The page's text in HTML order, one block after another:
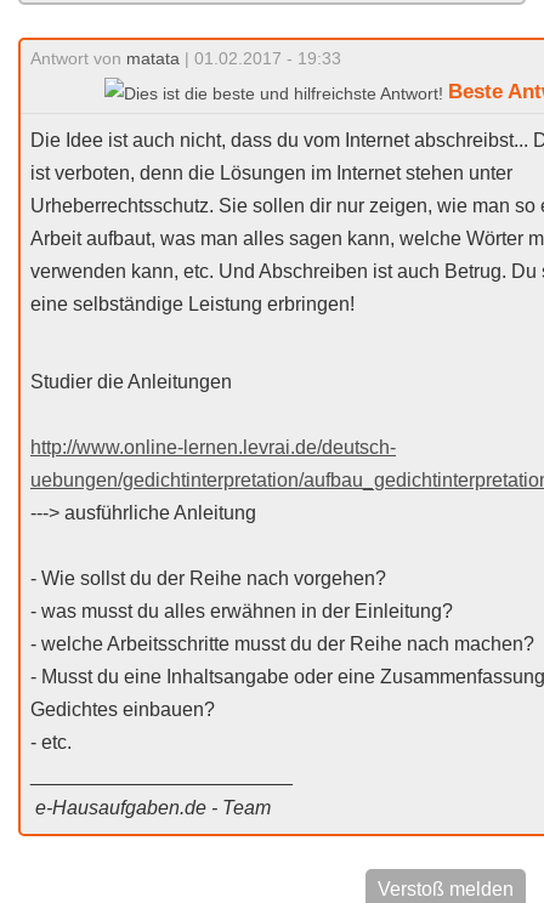
Antwort von matata | 01.02.2017 - 19:33
Beste
Die Idee ist auch nicht, dass du vom Internet abschreibst...
ist verboten, denn die Lösungen im Internet stehen unter
Urheberrechtsschutz. Sie sollen dir nur zeigen, wie man so
Arbeit aufbaut, was man alles sagen kann, welche Wörter
verwenden kann, etc. Und Abschreiben ist auch Betrug. Du
eine selbständige Leistung erbringen!
Studier die Anleitungen
http://www.online-lernen.levrai.de/deutsch-
uebungen/gedichtinterpretation/
---> ausführliche Anleitung
- Wie sollst du der Reihe nach vorgehen?
- was musst du alles erwähnen in der Einleitung?
- welche Arbeitsschritte musst du der Reihe nach machen?
- Musst du eine Inhaltsangabe oder eine
Gedichtes einbauen?
- etc.
e-Hausaufgaben.de - Team
Verstoß melden